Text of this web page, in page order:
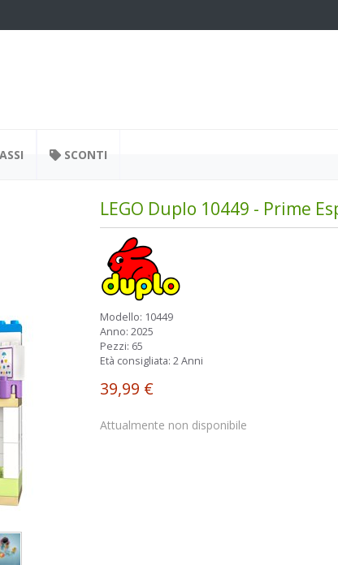
SCONTI
LEGO Duplo 10449 - Prime
Modello: 10449
Anno: 2025
Pezzi: 65
Età consigliata: 2 Anni
39,99 €
Attualmente non disponibile